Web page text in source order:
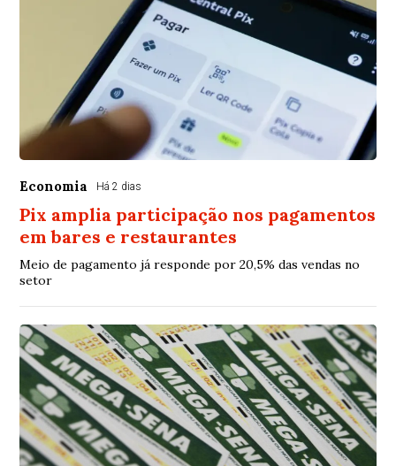
Economia Há 2 dias
Pix amplia participação nos pagamentos
em bares e restaurantes
Meio de pagamento já responde por 20,5% das vendas no
setor